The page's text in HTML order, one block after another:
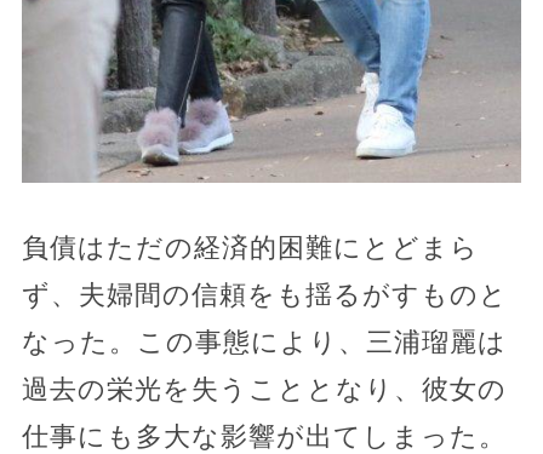
負債はただの経済的困難にとどまら
ず、夫婦間の信頼をも揺るがすものと
なった。この事態により、三浦瑠麗は
過去の栄光を失うこととなり、彼女の
仕事にも多大な影響が出てしまった。